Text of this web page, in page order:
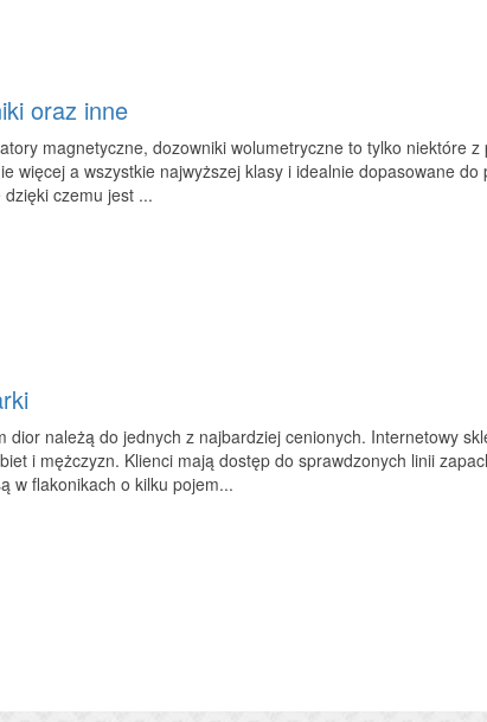
oraz inne
magnetyczne, dozowniki wolumetryczne to tylko niektóre
więcej a wszystkie najwyższej klasy i idealnie dopasowane
czemu jest ...
dior należą do jednych z najbardziej cenionych. Internetowy
i mężczyzn. Klienci mają dostęp do sprawdzonych linii
w flakonikach o kilku pojem...